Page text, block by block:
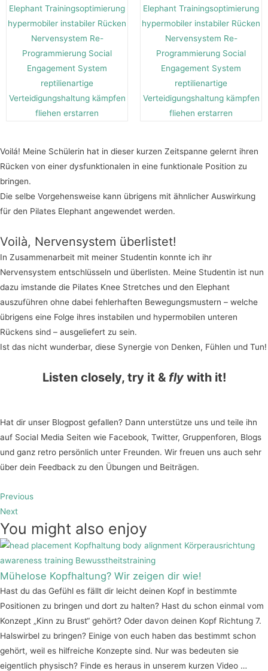
Voilá! Meine Schülerin hat in dieser kurzen Zeitspanne gelernt ihren
Rücken von einer dysfunktionalen in eine funktionale Position zu
bringen.
Die selbe Vorgehensweise kann übrigens mit ähnlicher Auswirkung
für den Pilates Elephant angewendet werden.
Voilà, Nervensystem überlistet!
In Zusammenarbeit mit meiner Studentin konnte ich ihr
Nervensystem entschlüsseln und überlisten. Meine Studentin ist nun
dazu imstande die Pilates Knee Stretches und den Elephant
auszuführen ohne dabei fehlerhaften Bewegungsmustern – welche
übrigens eine Folge ihres instabilen und hypermobilen unteren
Rückens sind – ausgeliefert zu sein.
Ist das nicht wunderbar, diese Synergie von Denken, Fühlen und Tun!
Listen closely, try it & flywith it!
Hat dir unser Blogpost gefallen? Dann unterstütze uns und teile ihn
auf Social Media Seiten wie Facebook, Twitter, Gruppenforen, Blogs
und ganz retro persönlich unter Freunden. Wir freuen uns auch sehr
über dein Feedback zu den Übungen und Beiträgen.
Previous
Next
You might also enjoy
Mühelose Kopfhaltung? Wir zeigen dir wie!
Hast du das Gefühl es fällt dir leicht deinen Kopf in bestimmte
Positionen zu bringen und dort zu halten? Hast du schon einmal vom
Konzept „Kinn zu Brust“ gehört? Oder davon deinen Kopf Richtung 7.
Halswirbel zu bringen? Einige von euch haben das bestimmt schon
gehört, weil es hilfreiche Konzepte sind. Nur was bedeuten sie
eigentlich physisch? Finde es heraus in unserem kurzen Video …